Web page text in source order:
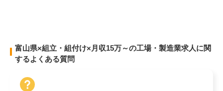
富山県×組立・組付け×月収15万～の工場・製造業求人に関
するよくある質問